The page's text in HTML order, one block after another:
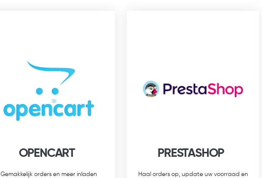
OPENCART
Gemakkelijk orders en meer inladen
PRESTASHOP
Haal orders op, update uw voorraad en